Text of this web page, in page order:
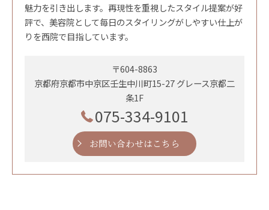
魅力を引き出します。再現性を重視したスタイル提案が好
評で、美容院として毎日のスタイリングがしやすい仕上が
りを西院で目指しています。
〒604-8863
京都府京都市中京区壬生中川町15-27 グレース京都二
条1F
075-334-9101
お問い合わせはこちら